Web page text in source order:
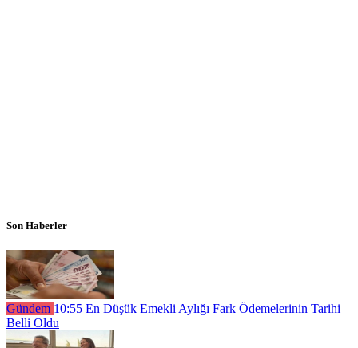
Son Haberler
Gündem 10:55 En Düşük Emekli Aylığı Fark Ödemelerinin Tarihi
Belli Oldu